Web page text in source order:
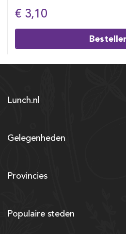
€ 3,10
Lunch.nl
Gelegenheden
Provincies
Populaire steden